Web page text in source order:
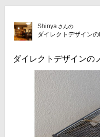
Shinya さんの
ダイレクトデザイン
ダイレクトデザインの